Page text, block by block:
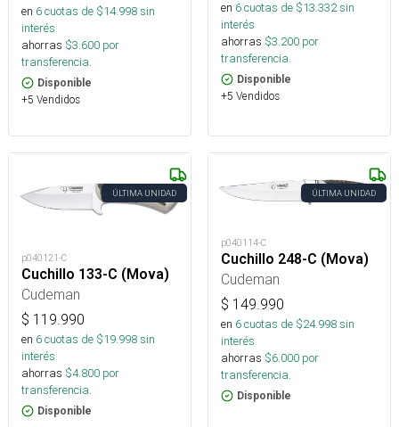
en 6cuotas de $14.998sin
interés
ahorras $3.600 por
transferencia.
Disponible
+5 Vendidos
en 6cuotas de $13.332sin
interés
ahorras $3.200 por
transferencia.
Disponible
+5 Vendidos
ÚLTIMA UNIDAD
p040121-C
Cuchillo 133-C (Mova)
Cudeman
$ 119.990
en 6cuotas de $19.998sin
interés
ahorras $4.800 por
transferencia.
Disponible
ÚLTIMA UNIDAD
p040114-C
Cuchillo 248-C (Mova)
Cudeman
$ 149.990
en 6cuotas de $24.998sin
interés
ahorras $6.000 por
transferencia.
Disponible